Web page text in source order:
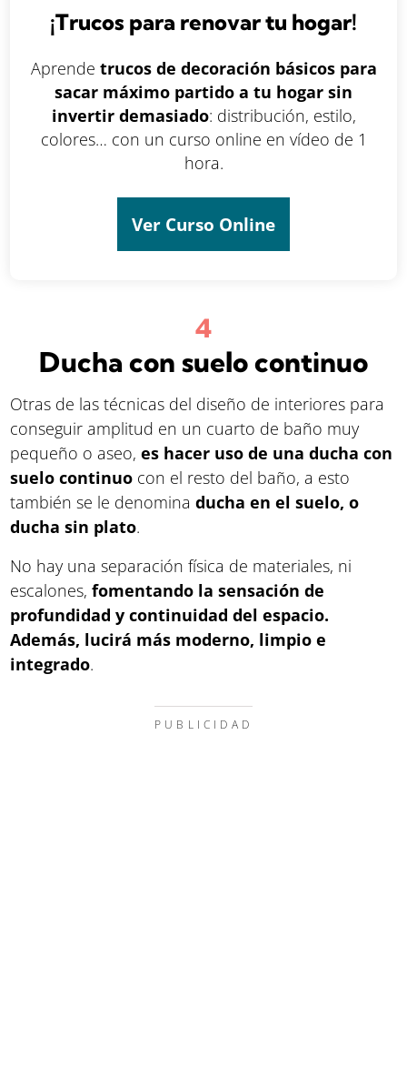
¡Trucos para renovar tu hogar!
Aprende trucos de decoración básicos para
sacar máximo partido a tu hogar sin
invertir demasiado: distribución, estilo,
colores… con un curso online en vídeo de 1
hora.
Ver Curso Online
Ducha con suelo continuo
Otras de las técnicas del diseño de interiores para
conseguir amplitud en un cuarto de baño muy
pequeño o aseo,es hacer uso de una ducha con
suelo continuo con el resto del baño, a esto
también se le denominaducha en el suelo, o
ducha sin plato.
No hay una separación física de materiales, ni
escalones,fomentando la sensación de
profundidad y continuidad del espacio.
Además, lucirá más moderno, limpio e
integrado.